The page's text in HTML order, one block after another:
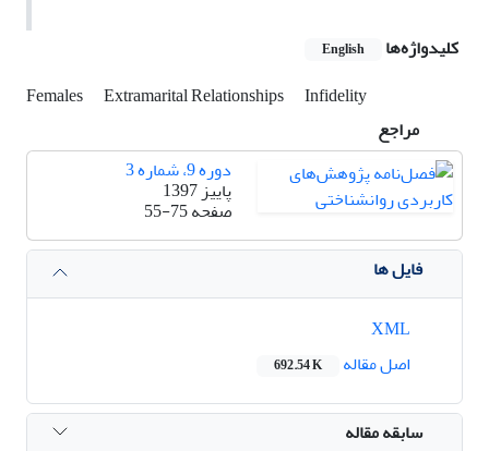
کلیدواژه‌ها
English
Females Extramarital Relationships
Infidelity
مراجع
دوره 9، شماره 3
پاییز 1397
صفحه55-75
فایل ها
اصل مقاله
692.54 K
سابقه مقاله